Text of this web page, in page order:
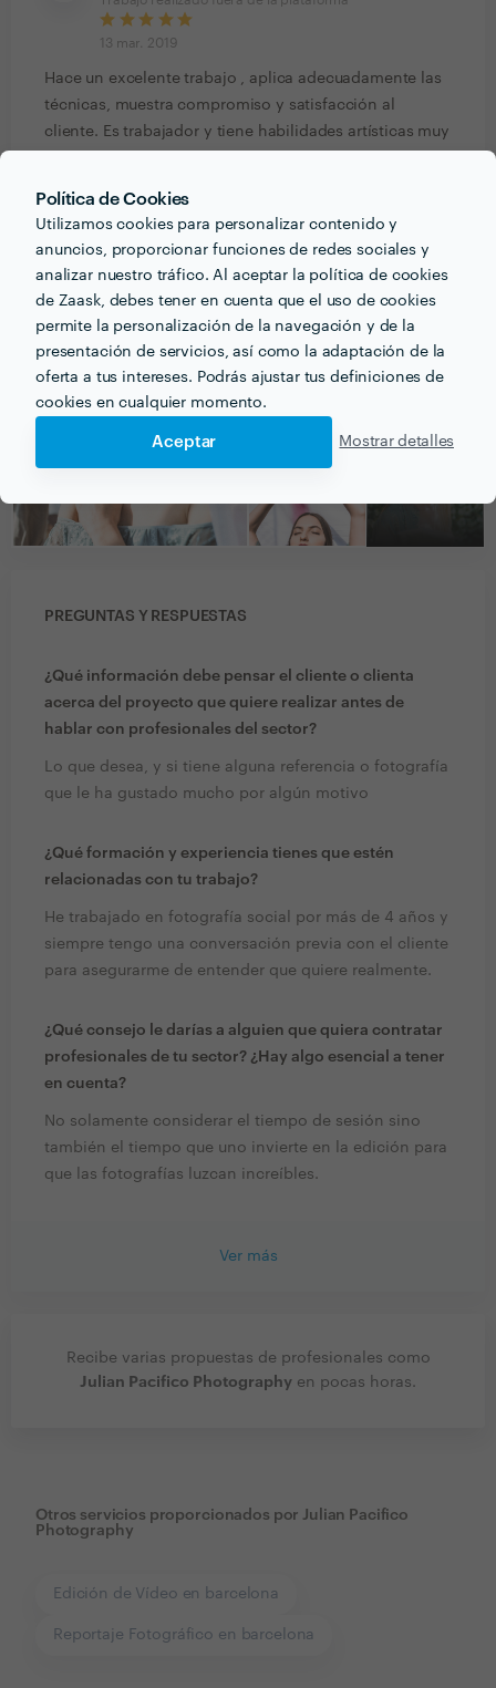
Política de Cookies
Utilizamos cookies para personalizar contenido y
anuncios, proporcionar funciones de redes sociales y
analizar nuestro tráfico. Al aceptar la política de cookies
de Zaask, debes tener en cuenta que el uso de cookies
permite la personalización de la navegación y de la
presentación de servicios, así como la adaptación de la
oferta a tus intereses. Podrás ajustar tus definiciones de
cookies en cualquier momento.
Aceptar Mostrar detalles
13 mar. 2019
Hace un excelente trabajo , aplica adecuadamente las
técnicas, muestra compromiso y satisfacción al
cliente. Es trabajador y tiene habilidades artísticas muy
PORTFOLIO
PREGUNTAS Y RESPUESTAS
¿Qué información debe pensar el cliente o clienta
acerca del proyecto que quiere realizar antes de
hablar con profesionales del sector?
Lo que desea, y si tiene alguna referencia o fotografía
que le ha gustado mucho por algún motivo
¿Qué formación y experiencia tienes que estén
relacionadas con tu trabajo?
He trabajado en fotografía social por más de 4 años y
siempre tengo una conversación previa con el cliente
para asegurarme de entender que quiere realmente.
¿Qué consejo le darías a alguien que quiera contratar
profesionales de tu sector? ¿Hay algo esencial a tener
en cuenta?
No solamente considerar el tiempo de sesión sino
también el tiempo que uno invierte en la edición para
que las fotografías luzcan increíbles.
Ver más
Recibe varias propuestas de profesionales como
Julian Pacifico Photography en pocas horas.
Otros servicios proporcionados por Julian Pacifico
Photography
Edición de Vídeo en barcelona
Reportaje Fotográfico en barcelona